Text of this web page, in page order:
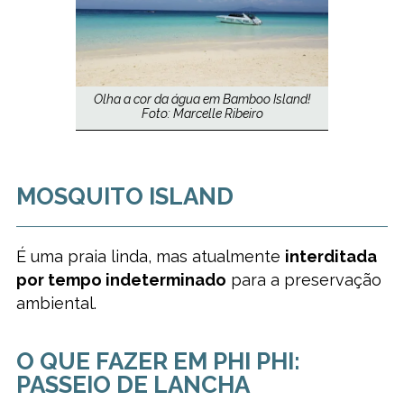
Olha a cor da água em Bamboo Island!
Foto: Marcelle Ribeiro
MOSQUITO ISLAND
É uma praia linda, mas atualmente interditada
por tempo indeterminado para a preservação
ambiental.
O QUE FAZER EM PHI PHI:
PASSEIO DE LANCHA